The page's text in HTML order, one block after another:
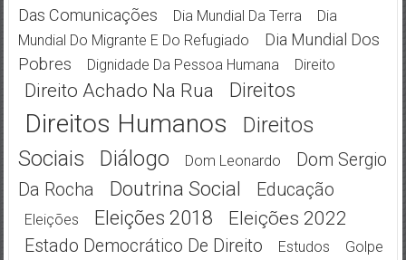
Das Comunicações
Dia Mundial Da Terra
Dia
Mundial Do Migrante E Do Refugiado
Dia Mundial Dos
Pobres
Dignidade Da Pessoa Humana Direito
Direito Achado Na Rua Direitos
Direitos Humanos
Direitos
Sociais
Diálogo Dom Leonardo
Dom Sergio
Da Rocha
Doutrina Social Educação
Eleições Eleições 2018 Eleições 2022
Estado Democrático De Direito Estudos
Golpe